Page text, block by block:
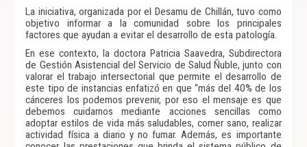
La iniciativa, organizada por el Desamu de Chillán, tuvo como
objetivo informar a la comunidad sobre los principales
factores que ayudan a evitar el desarrollo de esta patología.
En ese contexto, la doctora Patricia Saavedra, Subdirectora
de Gestión Asistencial del Servicio de Salud Ñuble, junto con
valorar el trabajo intersectorial que permite el desarrollo de
este tipo de instancias enfatizó en que “más del 40% de los
cánceres los podemos prevenir, por eso el mensaje es que
debemos cuidarnos mediante acciones sencillas como
adoptar estilos de vida más saludables, comer sano, realizar
actividad física a diario y no fumar. Además, es importante